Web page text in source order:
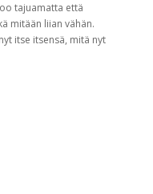
tajuamatta että
mitään liian vähän.
itse itsensä, mitä nyt